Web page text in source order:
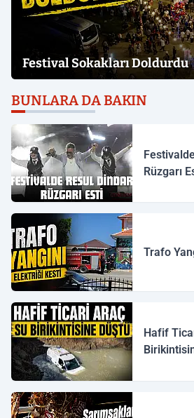
Festival Sokakları Doldurdu
BUNLARA DA BAKIN
Rüzgarı
Trafo
Hafif